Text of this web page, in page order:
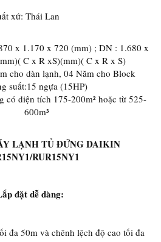
xứ: Thái Lan
x 1.170 x 720 (mm) ; DN : 1.680 x
C x R xS)(mm)( C x R x S)
cho dàn lạnh, 04 Năm cho Block
suất:15 ngựa (15HP)
có diện tích 175-200m² hoặc từ 525-
600m³
LẠNH TỦ ĐỨNG DAIKIN
RUR15NY1
đặt dễ dàng:
đa 50m và chênh lệch độ cao tối đa